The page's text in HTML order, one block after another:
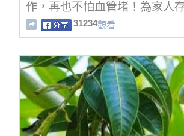
作，再也不怕血管堵！為家人
31234觀看